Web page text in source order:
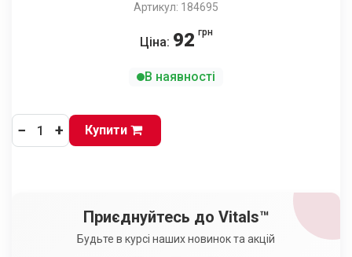
Артикул: 184695
Ціна: 92 грн
В наявності
− + Купити
Приєднуйтесь до Vitals™
Будьте в курсі наших новинок та акцій